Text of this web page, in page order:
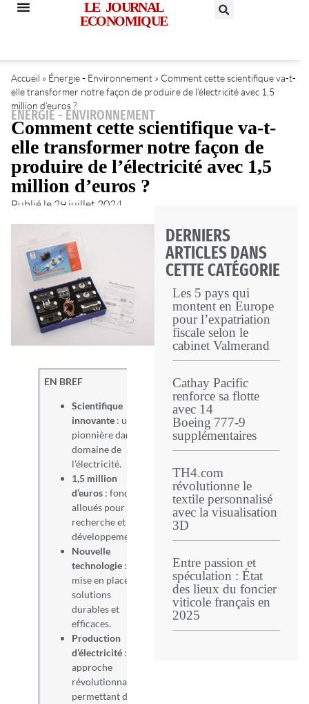
LE JOURNAL
ECONOMIQUE
Accueil » Énergie - Environnement » Comment cette scientifique va-t-
elle transformer notre façon de produire de l’électricité avec 1,5
million d’euros ?
ÉNERGIE - ENVIRONNEMENT
Comment cette scientifique va-t-
elle transformer notre façon de
produire de l’électricité avec 1,5
million d’euros ?
Publié le 29 juillet 2024
EN BREF
Scientifique
innovante : une
pionnière dans le
domaine de
l’électricité.
1,5 million
d’euros : fonds
alloués pour la
recherche et le
développement.
Nouvelle
technologie :
mise en place de
solutions
durables et
efficaces.
Production
d’électricité :
approche
révolutionnaire
permettant de
DERNIERS
ARTICLES DANS
CETTE CATÉGORIE
Les 5 pays qui
montent en Europe
pour l’expatriation
fiscale selon le
cabinet Valmerand
Cathay Pacific
renforce sa flotte
avec 14
Boeing 777‑9
supplémentaires
TH4.com
révolutionne le
textile personnalisé
avec la visualisation
3D
Entre passion et
spéculation : État
des lieux du foncier
viticole français en
2025